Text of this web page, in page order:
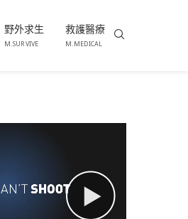
野外求生
M.SURVIVE
救護醫療
M.MEDICAL